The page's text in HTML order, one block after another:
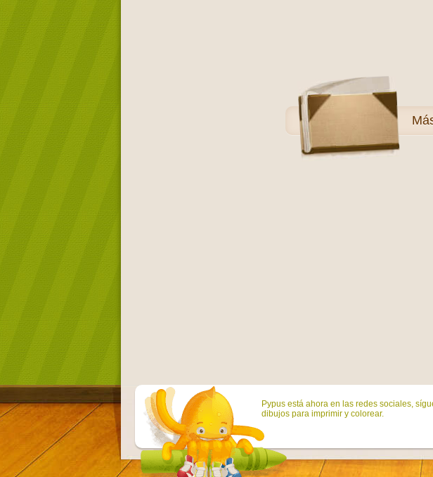
Pypus está ahora en las redes sociales,
dibujos para imprimir y colorear.